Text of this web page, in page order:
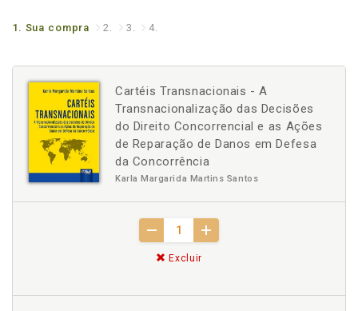
1. Sua compra 2. 3. 4.
Cartéis Transnacionais - A
Transnacionalização das Decisões
do Direito Concorrencial e as Ações
de Reparação de Danos em Defesa
da Concorrência
Karla Margarida Martins Santos
Excluir